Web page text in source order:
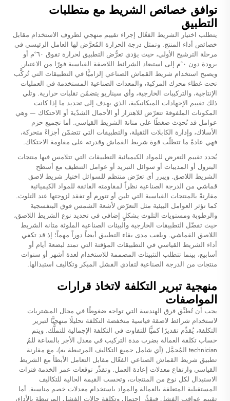
توافق خصائص الشريط مع متطلبات
التطبيق
يتطلب اختيار الشريط الفعّال إجراء تقييم منهجي لظروف الاستخدام مقابل
خصائص أداء المنتج. وتمثل درجة الحرارة المُعرَّض لها العامل الرئيسي في
مرحلة الترشيح الأولي، حيث يؤدي تعرُّض التطبيق لحرارة تفوق ٦٠°م أو
برودة دون ٠°م إلى استبعاد الشرائط اللاصقة القياسية فورًا من الاعتبار.
ويصبح استخدام شريط القماش الصناعي إلزاميًّا في التطبيقات التي تُركَّب
تحت غطاء محرك المركبة، والمعدات الصناعية المستخدمة في العمليات
الإنتاجية، والتركيبات الخارجية، وأي سيناريو يتضمّن تقلبات حرارية. وتلي
ذلك تقييم الإجهادات الميكانيكية، الذي يهدف إلى تحديد ما إذا كانت
المكونات الملفوفة تتعرّض للاهتزاز أو الأحمال الشدّية أو الاحتكاك — وهي
عوامل قد تُحدِث ضغطًا على متانة الشريط القياسي. أما تجميع حزم
الأسلاك، وإدارة الكابلات الثقيلة، والتطبيقات التي تتضمّن أجزاءً متحركة،
فهي عادةً ما تتطلّب قوة شريط القماش وقدرته على مقاومة الاحتكاك.
يُحدد تقييم التعرض للمواد الكيميائية التطبيقات التي تتلامس فيها منتجات
البترول أو المذيبات أو سوائل التبريد أو عوامل التنظيف مع أسطح
الشريط اللاصق. ويبرر أي تعرّض منتظم للسوائل اختيار شريط لاصق
قماشي من الدرجة الصناعية نظراً لمقاومته الفائقة للمواد الكيميائية
مقارنةً بالمنتجات القياسية التي تلين أو تتورم أو تفقد لزوجتها عند التلوث.
كما تؤثر العوامل البيئية مثل التعرّض لأشعة الشمس فوق البنفسجية
والرطوبة ومستويات التلوث بشكلٍ إضافي في تحديد نوع الشريط اللاصق،
حيث تفضّل التطبيقات الخارجية والبيئات الصناعية الملوثة متانة الشريط
اللاصق القماشي. ويلعب مدى بقاء التطبيق أيضاً دوراً مهماً؛ إذ قد تكفي
أداء الشريط القياسي في التطبيقات المؤقتة التي تمتد لبضعة أيام أو
أسابيع، بينما تتطلب التثبيتات المصممة للاستخدام لعدة أشهر أو سنوات
منتجات من الدرجة الصناعية لتفادي الفشل المبكر وتكاليف استبدالها.
منهجية تبرير التكلفة لاتخاذ قرارات
المواصفات
يجب أن تُطبِّق فرق الهندسة التي تواجه ضغوطًا في مجال المشتريات
لاستخدام شرائط لاصقة قياسية منخفضة التكلفة تحليلًا منهجيًّا لتبرير
التكلفة، يُقدِّم تقديرًا كميًّا للتفاوت في التكلفة الإجمالية للتملُّك. ويتم
حساب تكلفة العمالة بضرب مدة التركيب في معدل الأجر بالساعة للمُ
technician المُحمَّل (أي شامل جميع التكاليف المرتبطة به)، مع مقارنة
تطبيق شريط القماش الصناعي الفعّال مقابل التعامل الأبطأ مع الشريط
القياسي وارتفاع معدلات إعادة العمل. وتقدِّر توقعات عمر الخدمة فترات
الاستبدال لكل نوع من المنتجات، وتحسب القيمة الحالية للتكاليف
المستقبلية المتعلقة بالعمالة والمواد باستخدام معدلات خصم مناسبة. أما
تقييم عواقب الفشل فيقدِّر احتمال وتكلفة حالات الفشل المرتبطة بالأداء،